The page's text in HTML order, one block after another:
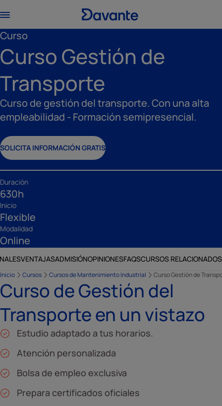
Curso
Curso Gestión de
Transporte
Curso de gestión del transporte. Con una alta
empleabilidad - Formación semipresencial.
SOLICITA INFORMACIÓN GRATIS
Duración
630h
Inicio
Flexible
Modalidad
Online
VENTAJASADMISIÓNOPINIONESFAQSCURSOS RELACIONADOS
Inicio Cursos Cursos de Mantenimiento Industrial Curso Gestión de
Curso de Gestión del
Transporte en un vistazo
Estudio adaptado a tus horarios.
Atención personalizada
Bolsa de empleo exclusiva
Prepara certificados oficiales